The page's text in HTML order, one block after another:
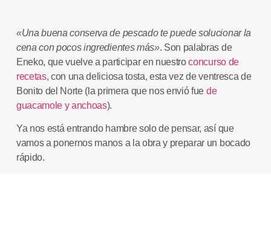
«Una buenaconserva de pescadote puede solucionar la
cena con pocos ingredientes más». Son palabras de
Eneko, que vuelve a participar en nuestroconcurso de
recetas, con una deliciosa tosta, esta vez deventresca de
Bonito del Norte (la primera que nos envió fue de
guacamole y anchoas).
Ya nos está entrando hambre solo de pensar, así que
vamos a ponernos manos a la obra y preparar un bocado
rápido.